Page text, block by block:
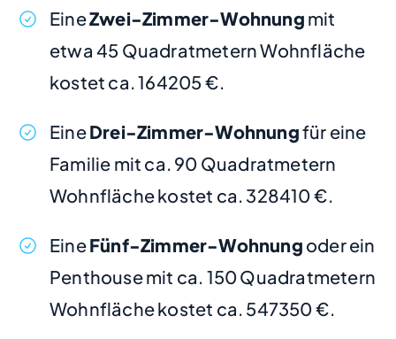
EineZwei-Zimmer-Wohnung mit
etwa 45 Quadratmetern Wohnfläche
kostet ca. 164205 €.
EineDrei-Zimmer-Wohnungfür eine
Familie mit ca. 90 Quadratmetern
Wohnfläche kostet ca. 328410 €.
EineFünf-Zimmer-Wohnung oder ein
Penthouse mit ca. 150 Quadratmetern
Wohnfläche kostet ca. 547350 €.